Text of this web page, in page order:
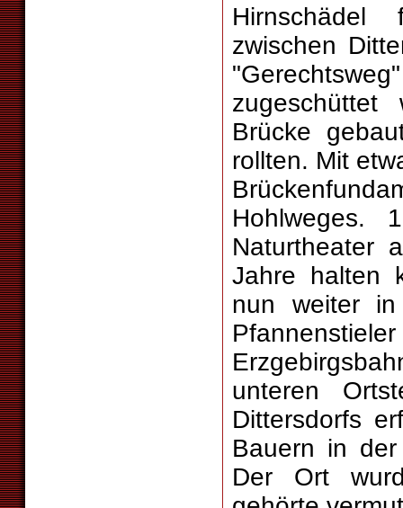
Hirnschädel
zwischen
Brücke
rollten. Mit
Hohlweges.
Naturtheater
Jahre halten
nun weiter
unteren
Dittersdorfs
Bauern in
Der Ort